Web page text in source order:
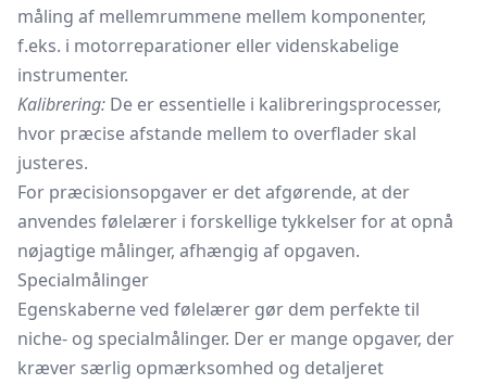
måling af mellemrummene mellem komponenter,
f.eks. i motorreparationer eller videnskabelige
instrumenter.
Kalibrering: De er essentielle i kalibreringsprocesser,
hvor præcise afstande mellem to overflader skal
justeres.
For præcisionsopgaver er det afgørende, at der
anvendes følelærer i forskellige tykkelser for at opnå
nøjagtige målinger, afhængig af opgaven.
Specialmålinger
Egenskaberne ved følelærer gør dem perfekte til
niche- og specialmålinger. Der er mange opgaver, der
kræver særlig opmærksomhed og detaljeret